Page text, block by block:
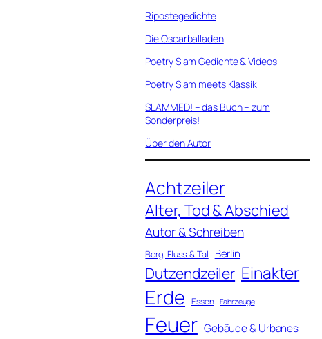
Ripostegedichte
Die Oscarballaden
Poetry Slam Gedichte & Videos
Poetry Slam meets Klassik
SLAMMED! – das Buch – zum
Sonderpreis!
Über den Autor
Achtzeiler
Alter, Tod & Abschied
Autor & Schreiben
Berg, Fluss & Tal Berlin
Dutzendzeiler Einakter
Erde Essen Fahrzeuge
Feuer Gebäude & Urbanes